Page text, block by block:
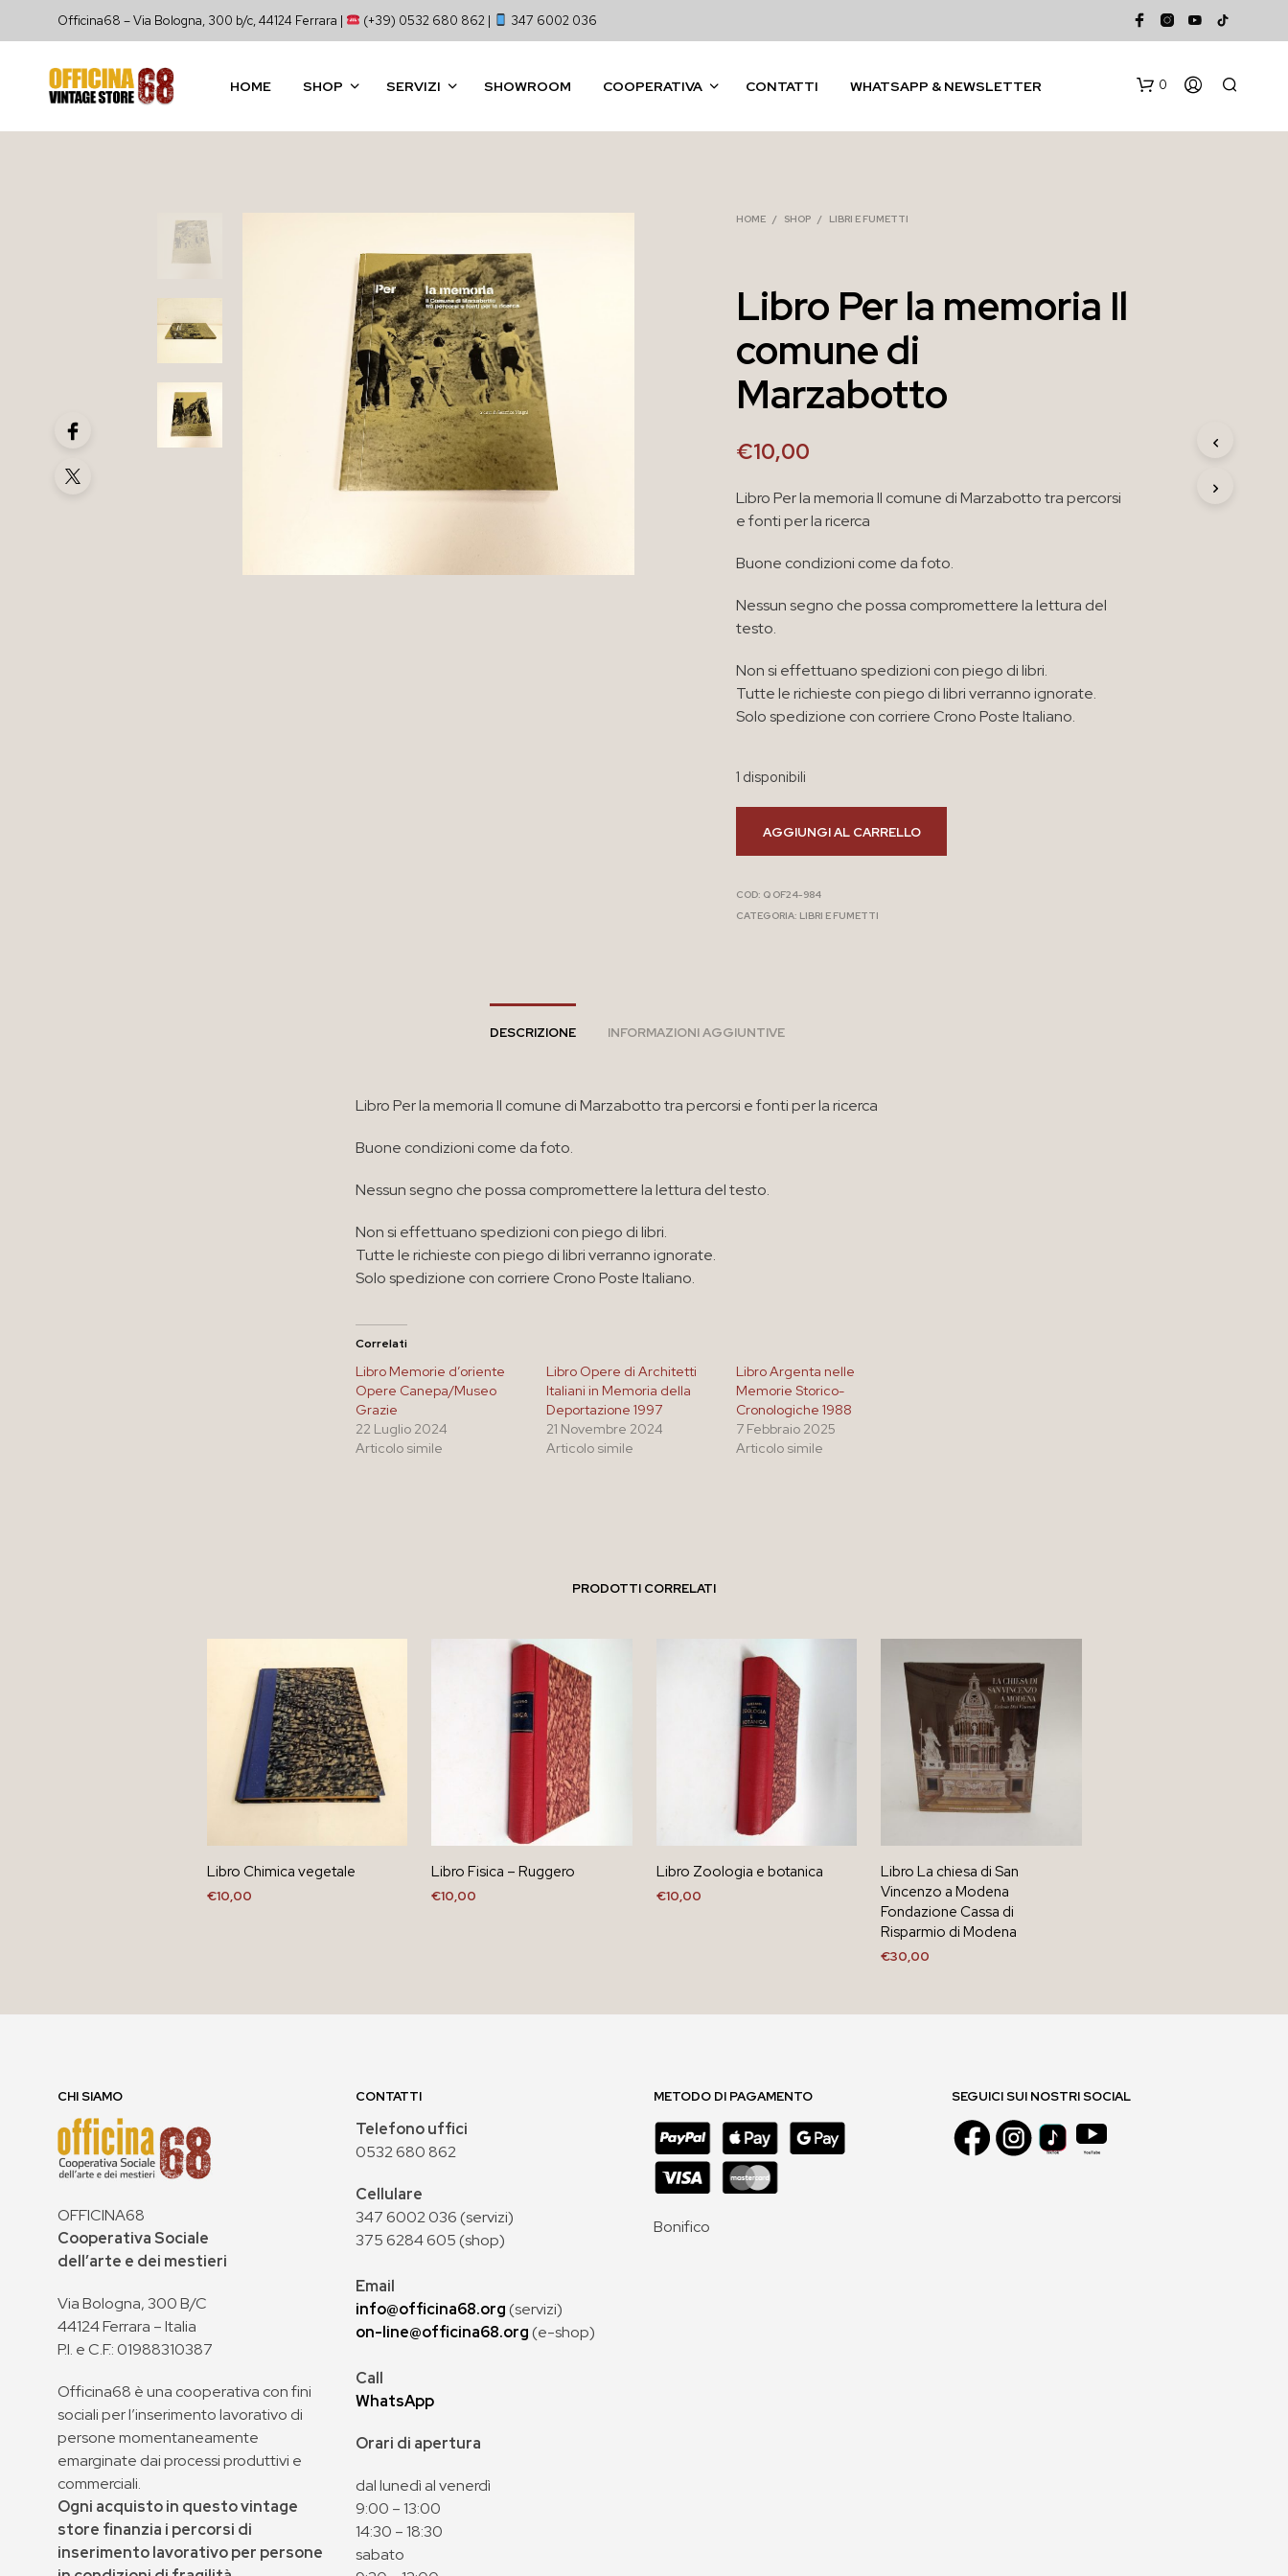
Officina68 – Via Bologna, 300 b/c, 44124 Ferrara | (+39) 0532 680 862 | 347 6002 036
HOME SHOP SERVIZI SHOWROOM COOPERATIVA CONTATTI WHATSAPP & NEWSLETTER 0
HOME / SHOP / LIBRI E FUMETTI
Libro Per la memoria Il
comune di
Marzabotto
€10,00
Libro Per la memoria Il comune di Marzabotto tra percorsi
e fonti per la ricerca
Buone condizioni come da foto.
Nessun segno che possa compromettere la lettura del
testo.
Non si effettuano spedizioni con piego di libri.
Tutte le richieste con piego di libri verranno ignorate.
Solo spedizione con corriere Crono Poste Italiano.
1 disponibili
AGGIUNGI AL CARRELLO
COD: Q OF24-984
CATEGORIA: LIBRI E FUMETTI
DESCRIZIONE INFORMAZIONI AGGIUNTIVE
Libro Per la memoria Il comune di Marzabotto tra percorsi e fonti per la ricerca
Buone condizioni come da foto.
Nessun segno che possa compromettere la lettura del testo.
Non si effettuano spedizioni con piego di libri.
Tutte le richieste con piego di libri verranno ignorate.
Solo spedizione con corriere Crono Poste Italiano.
Correlati
Libro Memorie d’oriente
Opere Canepa/Museo
Grazie
22 Luglio 2024
Articolo simile
Libro Opere di Architetti
Italiani in Memoria della
Deportazione 1997
21 Novembre 2024
Articolo simile
Libro Argenta nelle
Memorie Storico-
Cronologiche 1988
7 Febbraio 2025
Articolo simile
PRODOTTI CORRELATI
Libro Chimica vegetale
€10,00
Libro Fisica – Ruggero
€10,00
Libro Zoologia e botanica
€10,00
Libro La chiesa di San
Vincenzo a Modena
Fondazione Cassa di
Risparmio di Modena
€30,00
CHI SIAMO
OFFICINA68
Cooperativa Sociale
dell’arte e dei mestieri
Via Bologna, 300 B/C
44124 Ferrara – Italia
P.I. e C.F.: 01988310387
Officina68 è una cooperativa con fini
sociali per l’inserimento lavorativo di
persone momentaneamente
emarginate dai processi produttivi e
commerciali.
Ogni acquisto in questo vintage
store finanzia i percorsi di
inserimento lavorativo per persone
CONTATTI
Telefono uffici
0532 680 862
Cellulare
347 6002 036 (servizi)
375 6284 605 (shop)
Email
info@officina68.org(servizi)
on-line@officina68.org(e-shop)
Call
WhatsApp
Orari di apertura
dal lunedì al venerdì
9:00 – 13:00
14:30 – 18:30
sabato
METODO DI PAGAMENTO
Bonifico
SEGUICI SUI NOSTRI SOCIAL